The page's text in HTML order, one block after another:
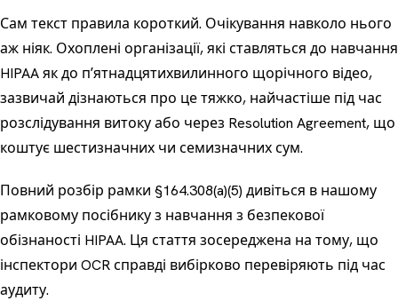
Сам текст правила короткий. Очікування навколо нього
аж ніяк. Охоплені організації, які ставляться до навчання
HIPAA як до пʼятнадцятихвилинного щорічного відео,
зазвичай дізнаються про це тяжко, найчастіше під час
розслідування витоку або через Resolution Agreement, що
коштує шестизначних чи семизначних сум.
Повний розбір рамки §164.308(a)(5) дивіться в нашому
рамковому посібнику з навчання з безпекової
обізнаності HIPAA. Ця стаття зосереджена на тому, що
інспектори OCR справді вибірково перевіряють під час
аудиту.